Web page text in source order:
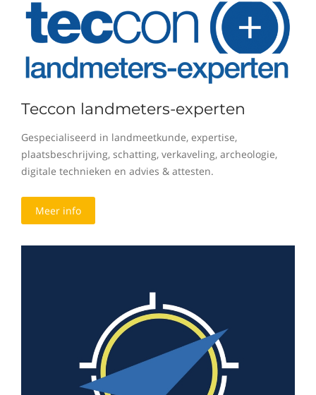
Teccon landmeters-experten
Gespecialiseerd in landmeetkunde, expertise,
plaatsbeschrijving, schatting, verkaveling, archeologie,
digitale technieken en advies & attesten.
Meer info